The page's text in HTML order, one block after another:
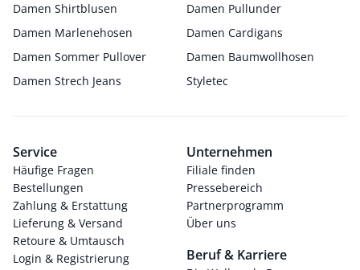
Damen Shirtblusen
Damen Pullunder
Damen Marlenehosen
Damen Cardigans
Damen Sommer Pullover
Damen Baumwollhosen
Damen Strech Jeans
Styletec
Service
Häufige Fragen
Bestellungen
Zahlung & Erstattung
Lieferung & Versand
Retoure & Umtausch
Login & Registrierung
Unternehmen
Filiale finden
Pressebereich
Partnerprogramm
Über uns
Beruf & Karriere